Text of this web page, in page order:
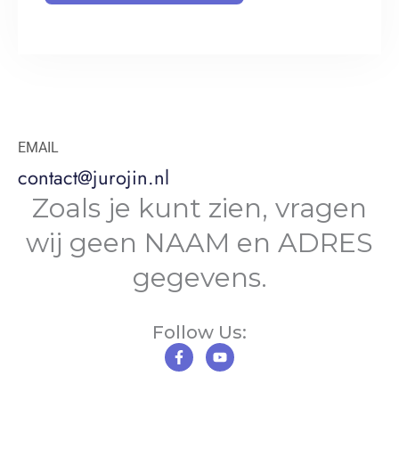
EMAIL
contact@jurojin.nl
Zoals je kunt zien, vragen
wij geen NAAM en ADRES
gegevens.
Follow Us:
F
a
c
Y
o
u